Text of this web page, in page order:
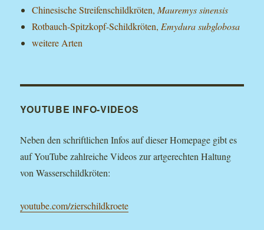
Chinesische Streifenschildkröten, Mauremys sinensis
Rotbauch-Spitzkopf-Schildkröten, Emydura subglobosa
weitere Arten
YOUTUBE INFO-VIDEOS
Neben den schriftlichen Infos auf dieser Homepage gibt es
auf YouTube zahlreiche Videos zur artgerechten Haltung
von Wasserschildkröten:
youtube.com/zierschildkroete